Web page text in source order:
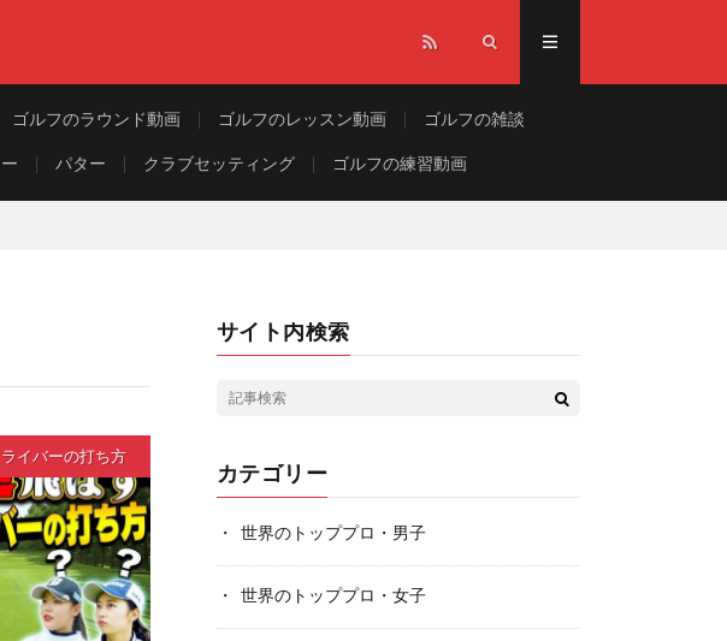
ゴルフのラウンド動画 ゴルフのレッスン動画 ゴルフの雑談
パター クラブセッティング ゴルフの練習動画
ライバーの打ち方
サイト内検索
カテゴリー
世界のトッププロ・男子
世界のトッププロ・女子